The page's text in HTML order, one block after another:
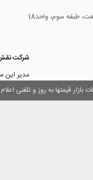
بازار قیمتها به روز و تلفنی
طبقه سوم، واحد18
شرکت
مدیر این
۳۰۰۰